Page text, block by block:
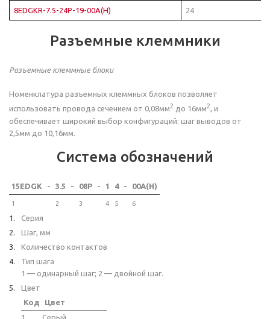
8EDGKR-7.5-24P-19-00A(H) 24
Разъемные клеммники
Разъемные клеммные блоки
Номенклатура разъемных клеммных блоков позволяет
использовать провода сечением от 0,08мм2 до 16мм2, и
обеспечивает широкий выбор конфигураций: шаг выводов от
2,5мм до 10,16мм.
Система обозначений
15EDGK - 3.5 - 08P - 1 4 - 00A(H)
1 2 3 4 5 6
Серия
Шаг, мм
Количество контактов
Тип шага
1 — одинарный шаг; 2 — двойной шаг.
Цвет
Код
Цвет
1
Серый